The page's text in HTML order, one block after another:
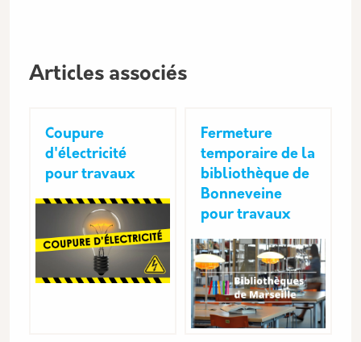
Articles associés
Coupure
d'électricité
pour travaux
Fermeture
temporaire de la
bibliothèque de
Bonneveine
pour travaux